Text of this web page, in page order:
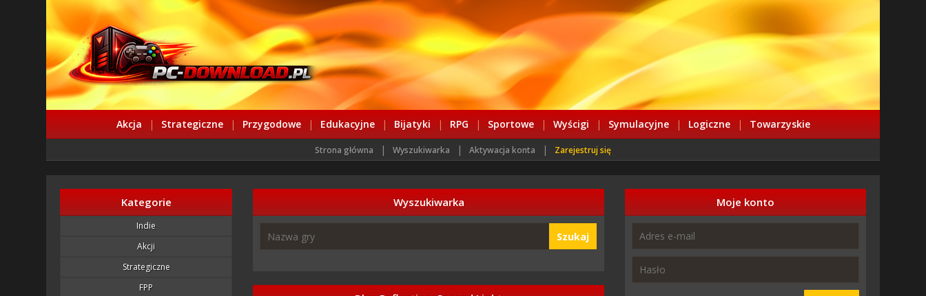
Akcja | Strategiczne | Przygodowe | Edukacyjne | Bijatyki | RPG | Sportowe | Wyścigi | Symulacyjne | Logiczne | Towarzyskie
Strona główna | Wyszukiwarka | Aktywacja konta | Zarejestruj się
Kategorie
Indie
Akcji
Strategiczne
FPP
Wyszukiwarka
Szukaj
Moje konto